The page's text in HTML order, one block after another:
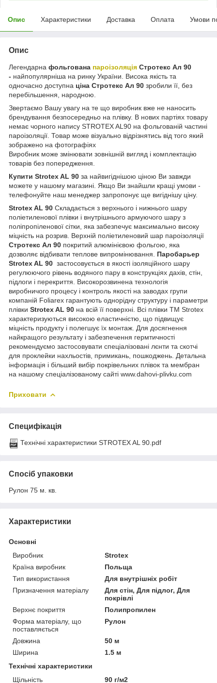
Опис Характеристики Доставка Оплата Умови
Опис
Легендарна фольгована пароізоляція Стротекс Ал 90
- найпопулярніша на ринку України. Висока якість та
одночасно доступна ціна Стротекс Ал 90 зробили її, без
перебільшення, народною.
Звертаємо Вашу увагу на те що виробник вже не наносить
брендування безпосередньо на плівку. В нових партіях товару
немає чорного напису STROTEX AL90 на фольгованій частині
пароізоляції. Товар може візуально відрізнятись від того який
зображено на фотографіях
Виробник може змінювати зовнішній вигляд і комплектацію
товарів без попередження.
Купити Strotex AL 90 за найвигіднішою ціною Ви завжди
можете у нашому магазині. Якщо Ви знайшли кращі умови -
телефонуйте наш менеджер запропонує ще вигіднішу ціну.
Strotex AL 90 Складається з верхнього і нижнього шару
поліетиленової плівки і внутрішнього армуючого шару з
поліпропіленової сітки, яка забезпечує максимально високу
міцність на розрив. Верхній поліетиленовий шар пароізоляції
Стротекс Ал 90 покритий алюмінієвою фольгою, яка
дозволяє відбивати теплове випромінювання. Паробарьер
Strotex AL 90 застосовується в якості ізоляційного шару
регулюючого рівень водяного пару в конструкціях дахів, стін,
підлоги і перекриття. Високорозвинена технологія
виробничого процесу і контроль якості на заводах групи
компаній Foliarex гарантують однорідну структуру і параметри
плівки Strotex AL 90 на всій її поверхні. Всі плівки ТМ Strotex
характеризуються високою еластичністю, що підвищує
міцність продукту і полегшує їх монтаж. Для досягнення
найкращого результату і забезпечення гермтичності
рекомендуємо застосовувати спеціалізовані лєнти та скотчі
для проклейки нахльостів, примикань, пошкоджень. Детальна
інформація і більший вибір покрівельних плівок та мембран
на нашому спеціалізованому сайті www.dahovi-plivku.com
Приховати
Специфікація
Технічні характеристики STROTEX AL 90.pdf
Спосіб упаковки
Рулон 75 м. кв.
Характеристики
Основні
Виробник
Strotex
Країна виробник
Польща
Тип використання
Для внутрішніх робіт
Призначення матеріалу
Для стін, Для підлог, Для
покрівлі
Верхнє покриття
Полипропилен
Форма матеріалу, що
поставляється
Рулон
Довжина
50 м
Ширина
1.5 м
Технічні характеристики
Щільність
90 г/м2